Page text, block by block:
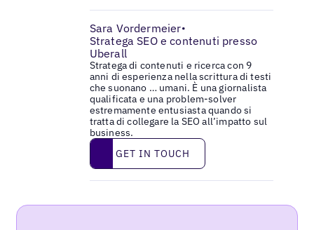
Sara Vordermeier•
Stratega SEO e contenuti presso
Uberall
Stratega di contenuti e ricerca con 9
anni di esperienza nella scrittura di testi
che suonano … umani. È una giornalista
qualificata e una problem-solver
estremamente entusiasta quando si
tratta di collegare la SEO all’impatto sul
business.
Get in touch
GET IN TOUCH